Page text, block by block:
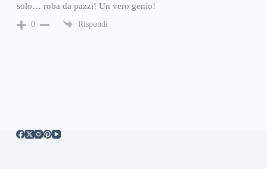
solo… roba da pazzi! Un vero genio!
0 Rispondi